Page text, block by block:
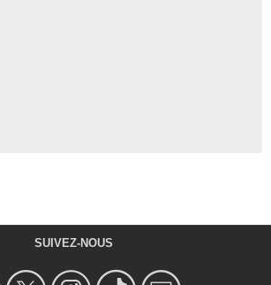
SUIVEZ-NOUS